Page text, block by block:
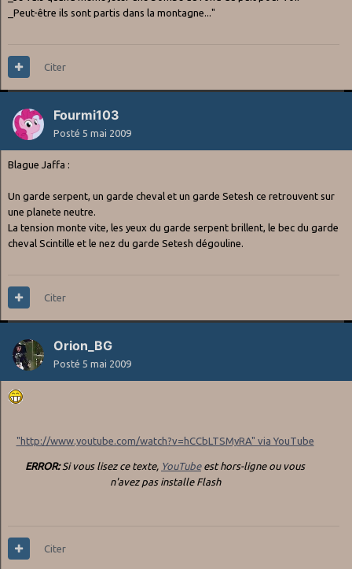
_Peut-être ils sont partis dans la montagne..."
Citer
Fourmi103
Posté 5 mai 2009
Blague Jaffa :
Un garde serpent, un garde cheval et un garde Setesh ce retrouvent sur
une planete neutre.
La tension monte vite, les yeux du garde serpent brillent, le bec du garde
cheval Scintille et le nez du garde Setesh dégouline.
Citer
Orion_BG
Posté 5 mai 2009
"http://www.youtube.com/watch?v=hCCbLTSMyRA" via YouTube
ERROR:Si vous lisez ce texte, YouTubeest hors-ligne ou vous
n'avez pas installe Flash
Citer